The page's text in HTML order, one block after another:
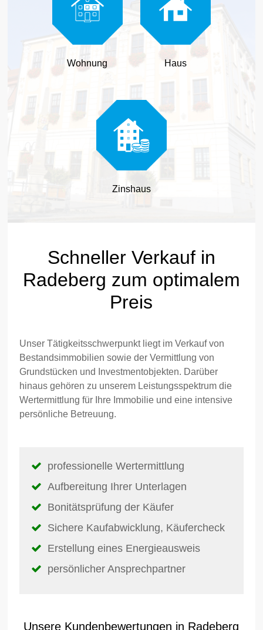
Wohnung Haus
Zinshaus
Schneller Verkauf in
Radeberg zum optimalem
Preis
Unser Tätigkeitsschwerpunkt liegt im Verkauf von
Bestandsimmobilien sowie der Vermittlung von
Grundstücken und Investmentobjekten. Darüber
hinaus gehören zu unserem Leistungsspektrum die
Wertermittlung für Ihre Immobilie und eine intensive
persönliche Betreuung.
professionelle Wertermittlung
Aufbereitung Ihrer Unterlagen
Bonitätsprüfung der Käufer
Sichere Kaufabwicklung, Käufercheck
Erstellung eines Energieausweis
persönlicher Ansprechpartner
Unsere Kundenbewertungen in Radeberg